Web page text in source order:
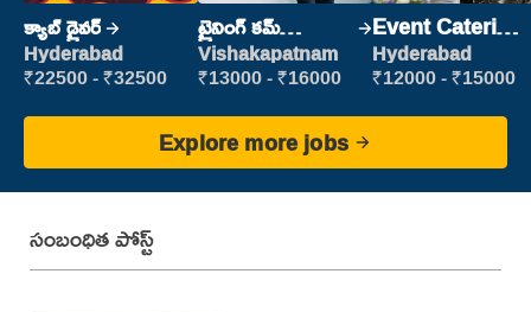
క్యాబ్ డ్రైవర్
Hyderabad
₹22500 - ₹32500
ట్రైనింగ్ కమ్
ప్లేస్‌మెంట్
Vishakapatnam
₹13000 - ₹16000
Event Catering
Staff
Hyderabad
₹12000 - ₹15000
Explore more jobs
సంబంధిత పోస్ట్